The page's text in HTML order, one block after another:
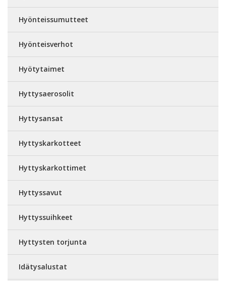
Hyönteissumutteet
Hyönteisverhot
Hyötytaimet
Hyttysaerosolit
Hyttysansat
Hyttyskarkotteet
Hyttyskarkottimet
Hyttyssavut
Hyttyssuihkeet
Hyttysten torjunta
Idätysalustat